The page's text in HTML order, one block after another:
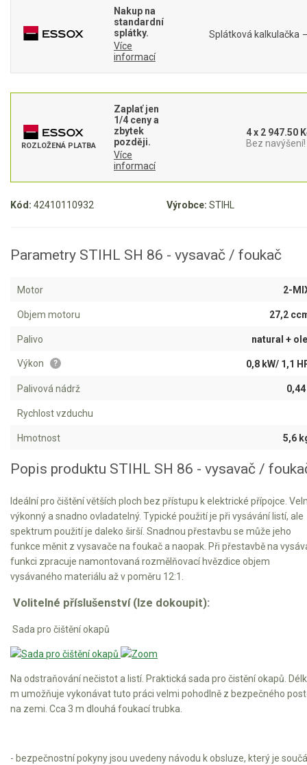
Aku křovinořezy a vyžínače
Aku STIHL
Štípačka na dřevo
VARI
Kultivátory
Nůžky na živý plot
AKU vysavače a foukače
Benzínové vysavače a foukače
Elektrocentrály
Štěpkovače a drtiče
Elektrické skútry
Elektrické tříkolky pro seniory
Elektrické tříkolky pracovní
Elektrické čtyřkolky
Náhradní díly
Kód: 42410110932 Výrobce: STIHL
Nakup na
standardní
splátky.
Více
informací
Splátková kalkulačka
ROZLOŽENÁ PLATBA
Zaplať jen
1/4 ceny a
zbytek
později.
Více
informací
4 x 2 947.50
Bez navýšení!
Parametry STIHL SH 86 - vysavač / foukač
Motor 2-
Objem motoru 27,2
Palivo natural +
Výkon ? 0,8 kW/ 1,1
Palivová nádrž
Rychlost vzduchu
Hmotnost 5,6
Popis produktu STIHL SH 86 - vysavač /
Ideální pro čištění větších ploch bez přístupu k elektrické přípojce.
výkonný a snadno ovladatelný. Typické použití je při vysávání listí, ale
spektrum použití je daleko širší. Snadnou přestavbu se může jeho
funkce měnit z vysavače na foukač a naopak. Při přestavbě na
funkci zpracuje namontovaná rozmělňovací hvězdice objem
vysávaného materiálu až v poměru 12:1.
Volitelné příslušenství (lze dokoupit):
Sada pro čištění okapů
Na odstraňování nečistot a listí. Praktická sada pro čistění okapů.
m umožňuje vykonávat tuto práci velmi pohodlně z bezpečného
na zemi. Cca 3 m dlouhá foukací trubka.
- bezpečnostní pokyny jsou uvedeny návodu k obsluze, který je